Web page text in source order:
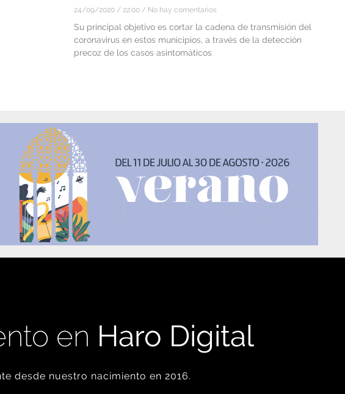
24/09/2020 22:00 No hay comentarios
Su principal objetivo es cortar la cadena de transmisión del
coronavirus en estos municipios, a través de la detección
precoz de los casos asintomáticos
en Haro Digital
desde nuestro nacimiento en 2016.